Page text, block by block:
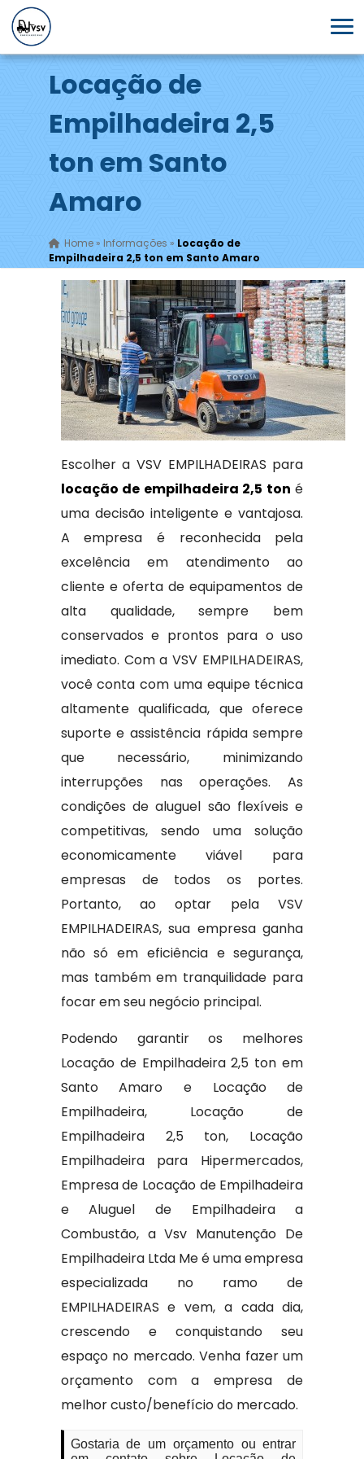
Locação de
Empilhadeira 2,5
ton em Santo
Amaro
Home» Informações » Locação de
Empilhadeira 2,5 ton em Santo Amaro
Escolher a VSV EMPILHADEIRAS para
locação de empilhadeira 2,5 ton é
uma decisão inteligente e vantajosa.
A empresa é reconhecida pela
excelência em atendimento ao
cliente e oferta de equipamentos de
alta qualidade, sempre bem
conservados e prontos para o uso
imediato. Com a VSV EMPILHADEIRAS,
você conta com uma equipe técnica
altamente qualificada, que oferece
suporte e assistência rápida sempre
que necessário, minimizando
interrupções nas operações. As
condições de aluguel são flexíveis e
competitivas, sendo uma solução
economicamente viável para
empresas de todos os portes.
Portanto, ao optar pela VSV
EMPILHADEIRAS, sua empresa ganha
não só em eficiência e segurança,
mas também em tranquilidade para
focar em seu negócio principal.
Podendo garantir os melhores
Locação de Empilhadeira 2,5 ton em
Santo Amaro e Locação de
Empilhadeira, Locação de
Empilhadeira 2,5 ton, Locação
Empilhadeira para Hipermercados,
Empresa de Locação de Empilhadeira
e Aluguel de Empilhadeira a
Combustão, a Vsv Manutenção De
Empilhadeira Ltda Me é uma empresa
especializada no ramo de
EMPILHADEIRAS e vem, a cada dia,
crescendo e conquistando seu
espaço no mercado. Venha fazer um
orçamento com a empresa de
melhor custo/benefício do mercado.
Gostaria de um orçamento ou entrar